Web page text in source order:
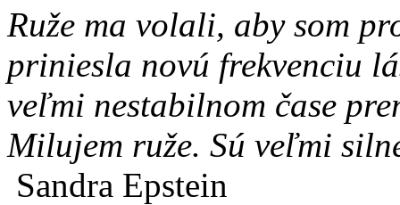
Ruže ma volali, aby som
priniesla novú frekvenciu
veľmi nestabilnom čase
Milujem ruže. Sú veľmi
Sandra Epstein